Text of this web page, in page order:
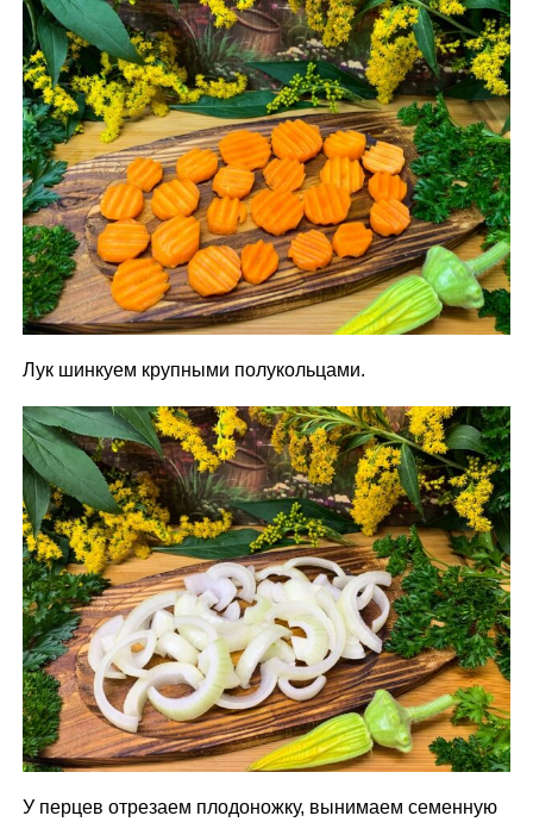
Лук шинкуем крупными полукольцами.
У перцев отрезаем плодоножку, вынимаем семенную